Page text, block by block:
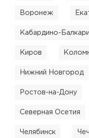
Воронеж
Кабардино-
Киров
Нижний Новгород
Ростов-на-Дону
Северная Осетия
Челябинск